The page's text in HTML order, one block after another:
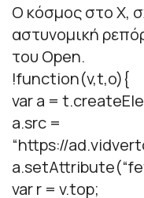
Ο κόσμος στο Χ,
αστυνομική
του Open.
!function(v,t,o){
var a =
a.src =
“https://
var r = v.top;